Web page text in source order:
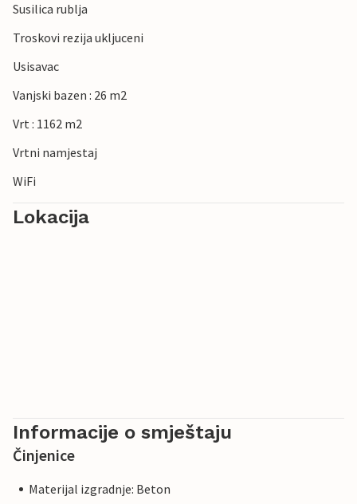
Susilica rublja
Troskovi rezija ukljuceni
Usisavac
Vanjski bazen : 26 m2
Vrt : 1162 m2
Vrtni namjestaj
WiFi
Lokacija
Informacije o smještaju
Činjenice
Materijal izgradnje: Beton